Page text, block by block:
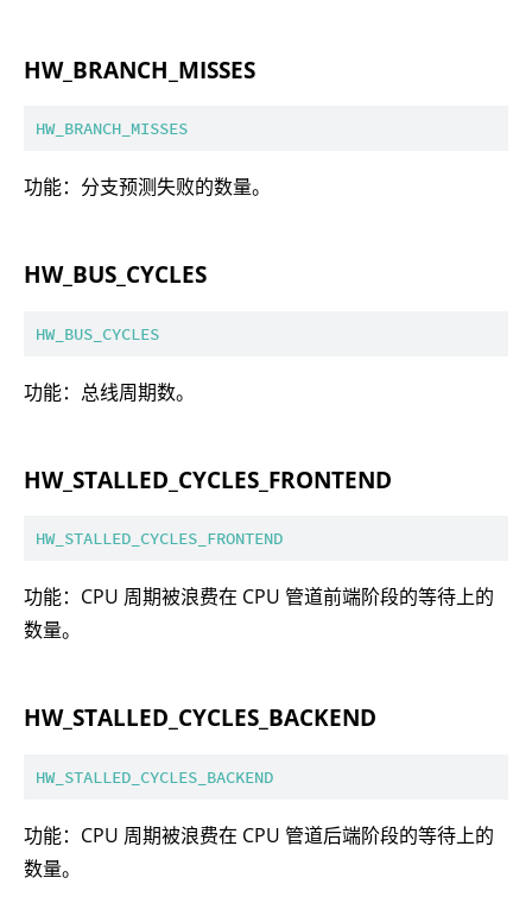
HW_BRANCH_MISSES
HW_BRANCH_MISSES
功能：分支预测失败的数量。
HW_BUS_CYCLES
HW_BUS_CYCLES
功能：总线周期数。
HW_STALLED_CYCLES_FRONTEND
HW_STALLED_CYCLES_FRONTEND
功能：CPU 周期被浪费在 CPU 管道前端阶段的等待上的
数量。
HW_STALLED_CYCLES_BACKEND
HW_STALLED_CYCLES_BACKEND
功能：CPU 周期被浪费在 CPU 管道后端阶段的等待上的
数量。